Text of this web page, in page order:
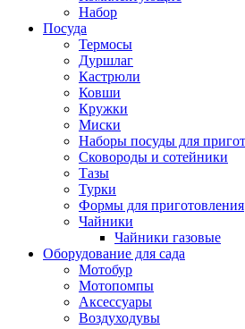
Набор
Посуда
Термосы
Дуршлаг
Кастрюли
Ковши
Кружки
Миски
Наборы посуды для
Сковороды и сотейники
Тазы
Турки
Формы для приготовления
Чайники
Чайники газовые
Оборудование для сада
Мотобур
Мотопомпы
Аксессуары
Воздуходувы